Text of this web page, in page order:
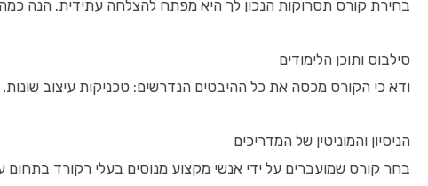
בחירת קורס תסרוקות הנכון לך היא מפתח להצלחה עתידית. הנה
סילבוס ותוכן הלימודים
ודא כי הקורס מכסה את כל ההיבטים הנדרשים: טכניקות עיצוב
הניסיון והמוניטין של המדריכים
בחר קורס שמועברים על ידי אנשי מקצוע מנוסים בעלי רקורד בתחום